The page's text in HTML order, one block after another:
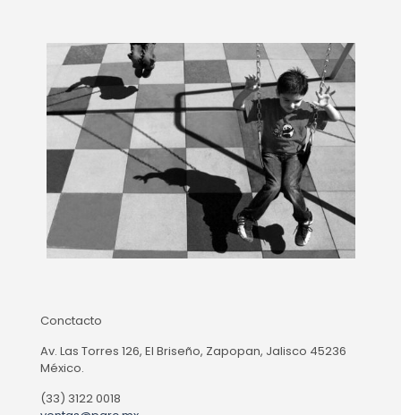
Conctacto
Av. Las Torres 126, El Briseño, Zapopan, Jalisco 45236
México.
(33) 3122 0018